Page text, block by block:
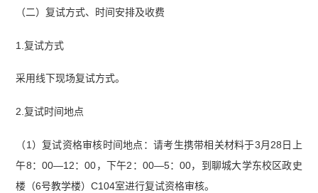
（二）复试方式、时间安排及收费
1.复试方式
采用线下现场复试方式。
2.复试时间地点
（1）复试资格审核时间地点：请考生携带相关材料于3月28日上
午8：00—12：00，下午2：00—5：00，到聊城大学东校区政史
楼（6号教学楼）C104室进行复试资格审核。